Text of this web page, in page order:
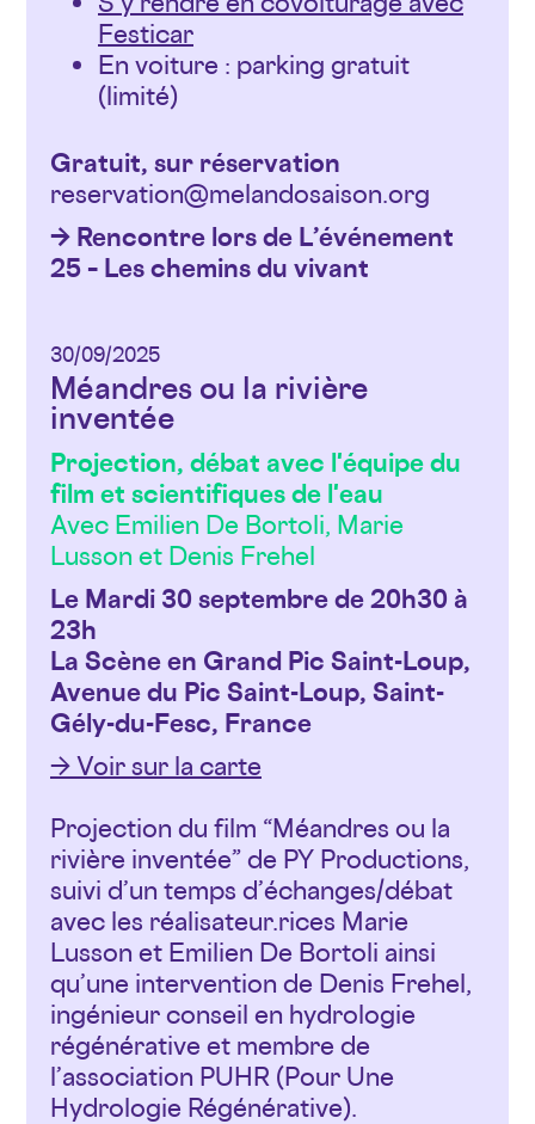
Festicar
En voiture : parking gratuit
(limité)
Gratuit, sur réservation
reservation@melandosaison.org
→ Rencontre lors de L’événement
25 – Les chemins du vivant
30/09/2025
Méandres ou la rivière
inventée
Projection, débat avec l'équipe du
film et scientifiques de l'eau
Avec Emilien De Bortoli, Marie
Lusson et Denis Frehel
Le Mardi 30 septembre de 20h30 à
23h
La Scène en Grand Pic Saint-Loup,
Avenue du Pic Saint-Loup, Saint-
Gély-du-Fesc, France
→ Voir sur la carte
Projection du film “Méandres ou la
rivière inventée” de PY Productions,
suivi d’un temps d’échanges/débat
avec les réalisateur.rices Marie
Lusson et Emilien De Bortoli ainsi
qu’une intervention de Denis Frehel,
ingénieur conseil en hydrologie
régénérative et membre de
l’association PUHR (Pour Une
Hydrologie Régénérative).